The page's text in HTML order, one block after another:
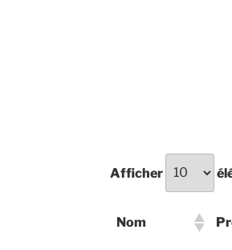
Afficher
Nom